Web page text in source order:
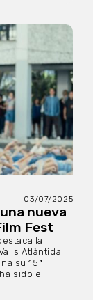
03/07/2025
nueva
Fest
la
Atlàntida
su 15ª
sido el